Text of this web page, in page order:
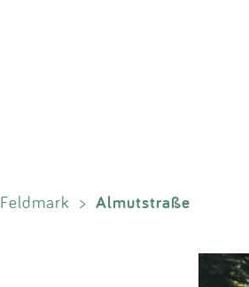
App
Blog
Feldmark > Almutstraße